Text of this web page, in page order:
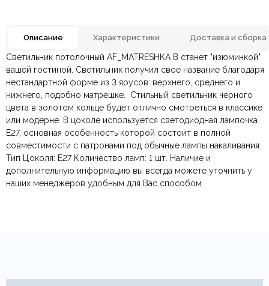
Описание Характеристики Доставка и сборка
Светильник потолочный AF_MATRESHKA B станет "изюминкой"
вашей гостиной. Светильник получил свое название благодаря
нестандартной форме из 3 ярусов: верхнего, среднего и
нижнего, подобно матрешке. Стильный светильник черного
цвета в золотом кольце будет отлично смотреться в классике
или модерне. В цоколе используется светодиодная лампочка
E27, основная особенность которой состоит в полной
совместимости с патронами под обычные лампы накаливания.
Тип Цоколя: E27 Количество ламп: 1 шт. Наличие и
дополнительную информацию вы всегда можете уточнить у
наших менеджеров удобным для Вас способом.
Материал Металл
Цвет Черный
Диаметр/Высота 450х1500 мм.
Страна производитель
По всей России:отправляем через транспортную
компанию СДЭК. Срок доставки —до 7 дней .
По Москве и Санкт-Петербургу:быстрая
Яндекс.Доставка— доставка в день заказа.
Оплата в салоне-магазине— наличными или картой
при самовывозе.
Безналичная оплата по счёту— для юридических и
физических лиц.
Онлайн оплата картой— быстрая и безопасная через
сайт.
Отзывов ещё нет. Напишите первым.
Заголовок вашего отзыва